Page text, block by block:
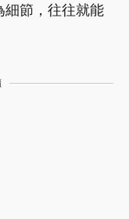
細節，往往就能